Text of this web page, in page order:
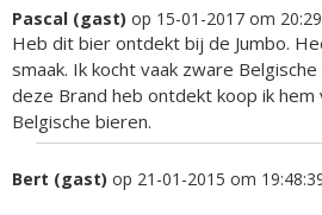
Pascal (gast) op 15-01-2017 om
Heb dit bier ontdekt bij de Jumbo.
smaak. Ik kocht vaak zware
deze Brand heb ontdekt koop ik hem
Belgische bieren.
Bert (gast) op 21-01-2015 om